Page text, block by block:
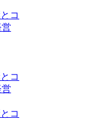
コ
コ
コ